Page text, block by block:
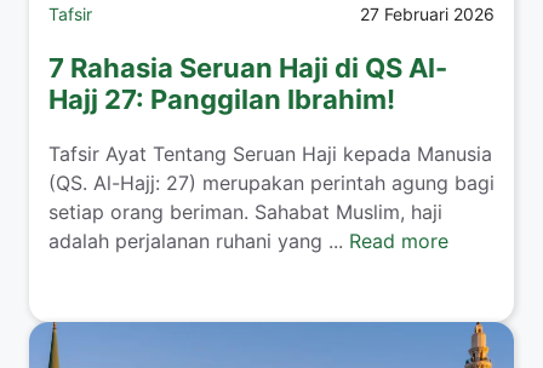
Tafsir 27 Februari 2026
7 Rahasia Seruan Haji di QS Al-
Hajj 27: Panggilan Ibrahim!
Tafsir Ayat Tentang Seruan Haji kepada Manusia
(QS. Al-Hajj: 27) merupakan perintah agung bagi
setiap orang beriman. Sahabat Muslim, haji
adalah perjalanan ruhani yang ... Read more